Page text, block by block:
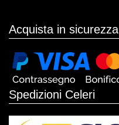
Acquista in sicurezza
Spedizioni Celeri